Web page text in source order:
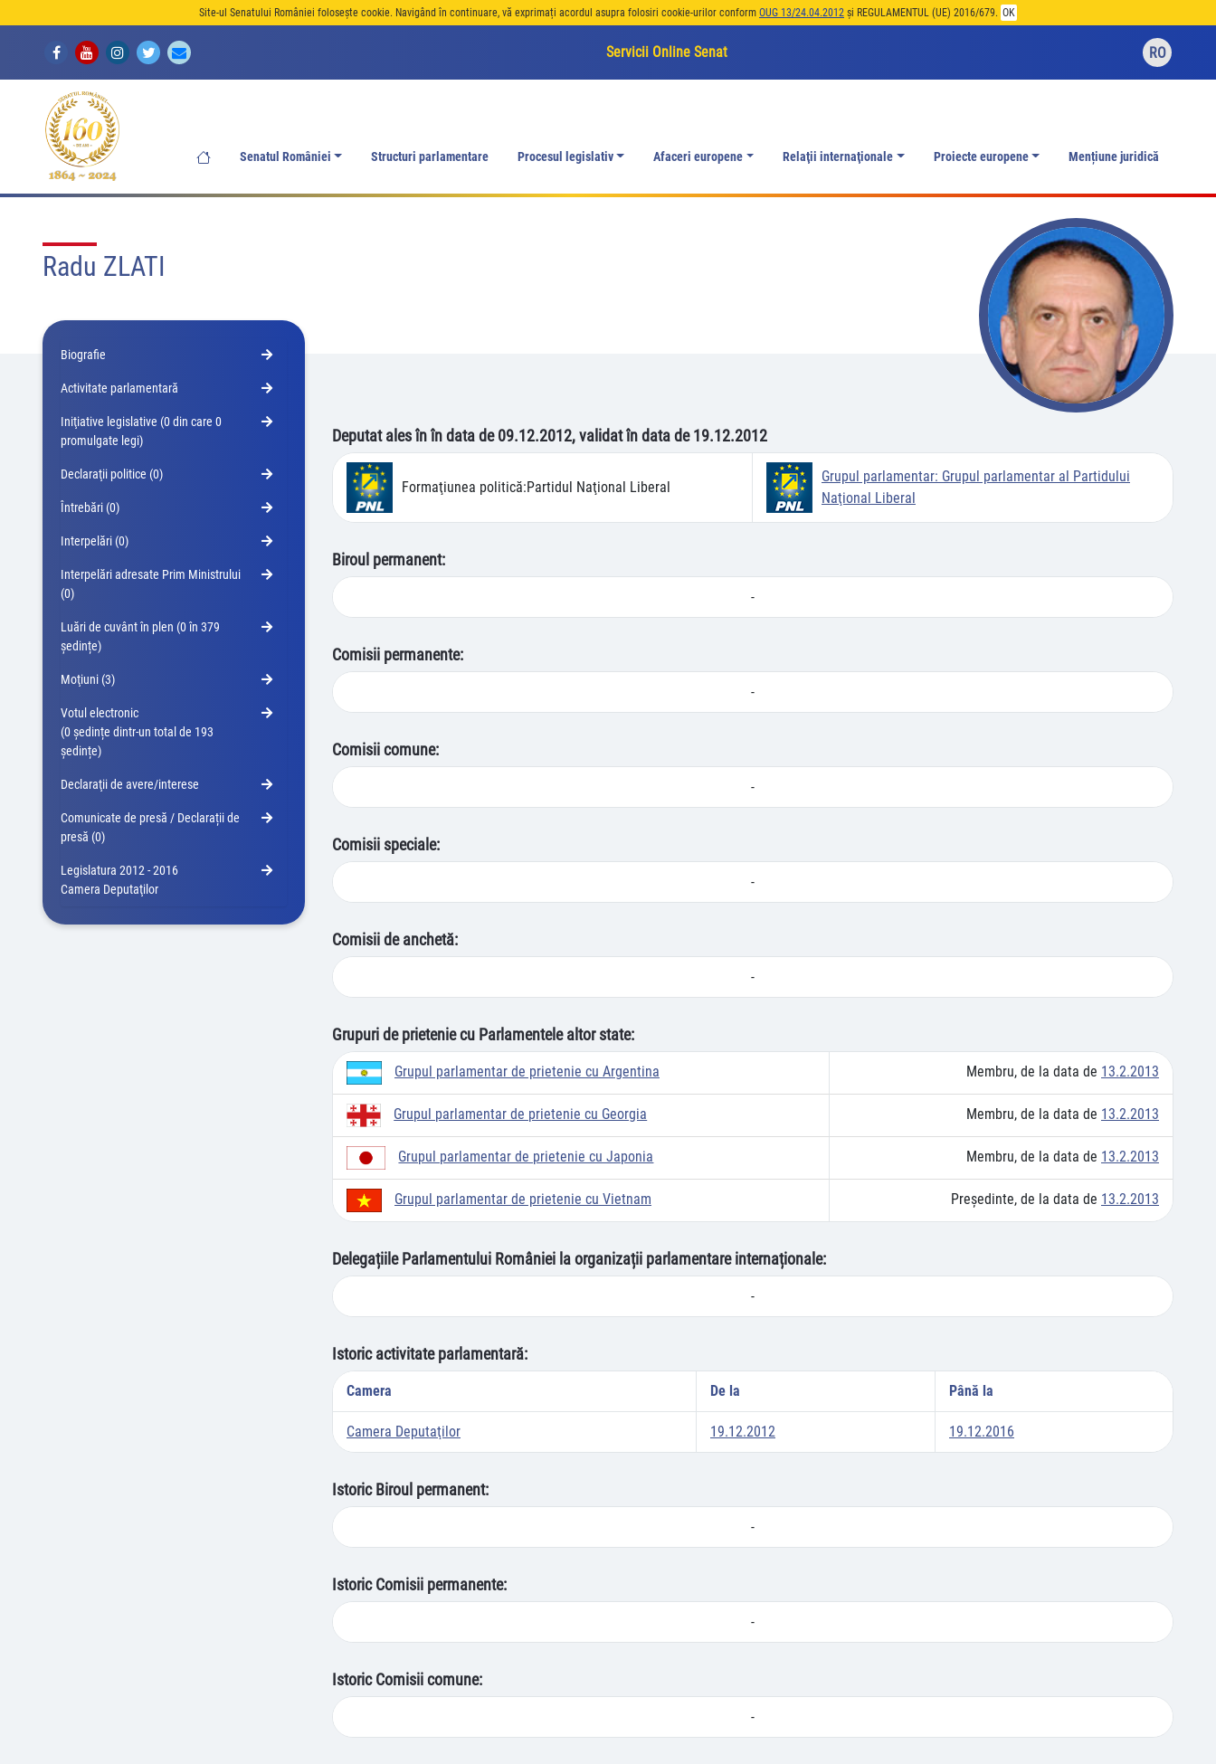
Site-ul Senatului României folosește cookie. Navigând în continuare, vă exprimați acordul asupra folosiri cookie-urilor conform OUG 13/24.04.2012 și REGULAMENTUL (UE) 2016/679. OK
Servicii Online Senat RO
Senatul României Structuri parlamentare Procesul legislativ Afaceri europene Relaţii internaţionale Proiecte europene Mențiune juridică
Radu ZLATI
Biografie
Activitate parlamentară
Iniţiative legislative (0 din care 0
promulgate legi)
Declaraţii politice (0)
Întrebări (0)
Interpelări (0)
Interpelări adresate Prim Ministrului
(0)
Luări de cuvânt în plen (0 în 379
ședințe)
Moţiuni (3)
Votul electronic
(0 ședințe dintr-un total de 193
ședințe)
Declaraţii de avere/interese
Comunicate de presă / Declarații de
presă (0)
Legislatura 2012 - 2016
Camera Deputaţilor
Deputat ales în în data de 09.12.2012, validat în data de 19.12.2012
Formaţiunea politică:Partidul Naţional Liberal
Grupul parlamentar: Grupul parlamentar al Partidului
Naţional Liberal
Biroul permanent:
-
Comisii permanente:
-
Comisii comune:
-
Comisii speciale:
-
Comisii de anchetă:
-
Grupuri de prietenie cu Parlamentele altor state:
Grupul parlamentar de prietenie cu Argentina Membru, de la data de 13.2.2013
Grupul parlamentar de prietenie cu Georgia Membru, de la data de 13.2.2013
Grupul parlamentar de prietenie cu Japonia Membru, de la data de 13.2.2013
Grupul parlamentar de prietenie cu Vietnam Preşedinte, de la data de 13.2.2013
Delegațiile Parlamentului României la organizații parlamentare internaționale:
-
Istoric activitate parlamentară:
Camera De la Până la
Camera Deputaţilor 19.12.2012 19.12.2016
Istoric Biroul permanent:
-
Istoric Comisii permanente:
-
Istoric Comisii comune:
-